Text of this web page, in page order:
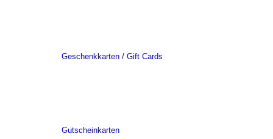
Geschenkkarten / Gift Cards
Gutscheinkarten